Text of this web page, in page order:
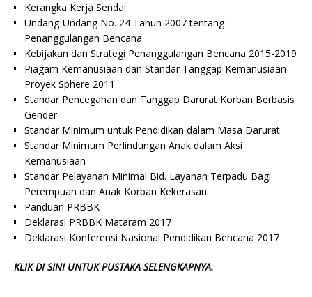
Kerangka Kerja Sendai
Undang-Undang No. 24 Tahun 2007 tentang
Penanggulangan Bencana
Kebijakan dan Strategi Penanggulangan Bencana 2015-2019
Piagam Kemanusiaan dan Standar Tanggap Kemanusiaan
Proyek Sphere 2011
Standar Pencegahan dan Tanggap Darurat Korban Berbasis
Gender
Standar Minimum untuk Pendidikan dalam Masa Darurat
Standar Minimum Perlindungan Anak dalam Aksi
Kemanusiaan
Standar Pelayanan Minimal Bid. Layanan Terpadu Bagi
Perempuan dan Anak Korban Kekerasan
Panduan PRBBK
Deklarasi PRBBK Mataram 2017
Deklarasi Konferensi Nasional Pendidikan Bencana 2017
KLIK DI SINI UNTUK PUSTAKA SELENGKAPNYA.